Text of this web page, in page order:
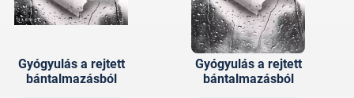
Gyógyulás a rejtett
bántalmazásból
Gyógyulás a rejtett
bántalmazásból